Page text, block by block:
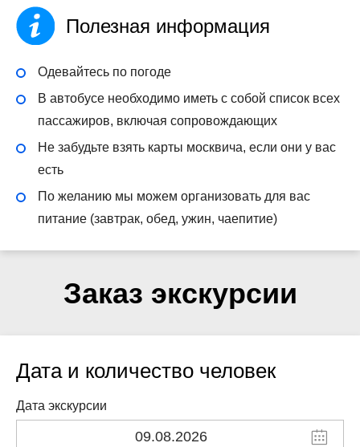
Полезная информация
Одевайтесь по погоде
В автобусе необходимо иметь с собой список всех
пассажиров, включая сопровождающих
Не забудьте взять карты москвича, если они у вас
есть
По желанию мы можем организовать для вас
питание (завтрак, обед, ужин, чаепитие)
Заказ экскурсии
Дата и количество человек
Дата экскурсии